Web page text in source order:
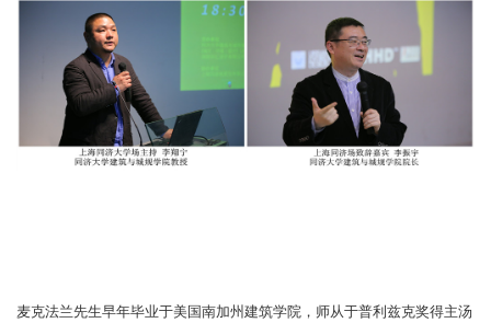
麦克法兰先生早年毕业于美国南加州建筑学院，师从于普利兹克奖得主汤